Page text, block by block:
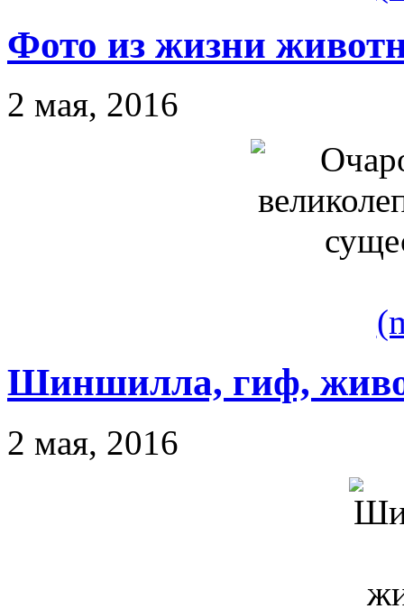
Фото из жизни
2 мая, 2016
Шиншилла, гиф,
2 мая, 2016